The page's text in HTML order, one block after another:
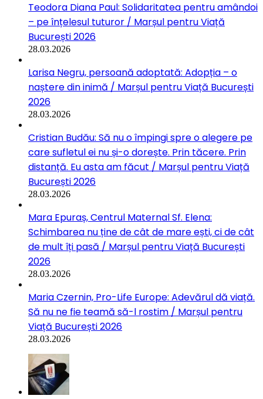
Teodora Diana Paul: Solidaritatea pentru amândoi
– pe înțelesul tuturor / Marșul pentru Viață
București 2026
28.03.2026
Larisa Negru, persoană adoptată: Adopția – o
naștere din inimă / Marșul pentru Viață București
2026
28.03.2026
Cristian Budău: Să nu o împingi spre o alegere pe
care sufletul ei nu și-o dorește. Prin tăcere. Prin
distanță. Eu asta am făcut / Marșul pentru Viață
București 2026
28.03.2026
Mara Epuraș, Centrul Maternal Sf. Elena:
Schimbarea nu ține de cât de mare ești, ci de cât
de mult îți pasă / Marșul pentru Viață București
2026
28.03.2026
Maria Czernin, Pro-Life Europe: Adevărul dă viață.
Să nu ne fie teamă să-l rostim / Marșul pentru
Viață București 2026
28.03.2026